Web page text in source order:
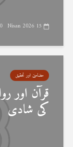
15 Nisan 2026
مضامین اور تحقیق
قرآن اور
کی شادی